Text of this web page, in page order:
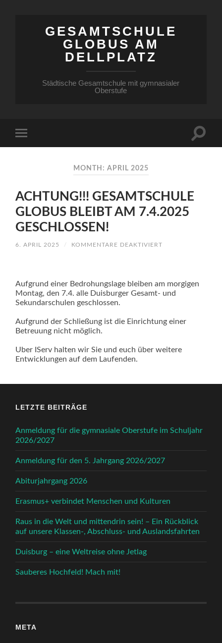
GESAMTSCHULE
GLOBUS AM
DELLPLATZ
Städtische Gesamtschule mit gymnasialer
Oberstufe
MONTH: APRIL 2025
ACHTUNG!!! GESAMTSCHULE
GLOBUS BLEIBT AM 7.4.2025
GESCHLOSSEN!
6. APRIL 2025 / KOMMENTARE DEAKTIVIERT
7.4.2025
GESCHLOSSEN!
Aufgrund einer Bedrohungslage bleiben am morgigen
Montag, den 7.4. alle Duisburger Gesamt- und
Sekundarschulen geschlossen.
Aufgrund der Schließung ist die Einrichtung einer
Betreuung nicht möglich.
Uber IServ halten wir Sie und euch über weitere
Entwicklungen auf dem Laufenden.
LETZTE BEITRÄGE
Anmeldung für die gymnasiale Oberstufe im Schuljahr
2026/2027
Anmeldung für den 5. Jahrgang 2026/2027
Abiturjahrgang 2026
Erasmus+ verbindet Menschen und Kulturen
Raus in die Welt und mittendrin sein! – Ein Rückblick
auf unsere Klassen-, Abschluss- und Auslandsfahrten
Duisburg – eine Weltreise ohne Jetlag
Sauberes Hochfeld! Mach mit!
META